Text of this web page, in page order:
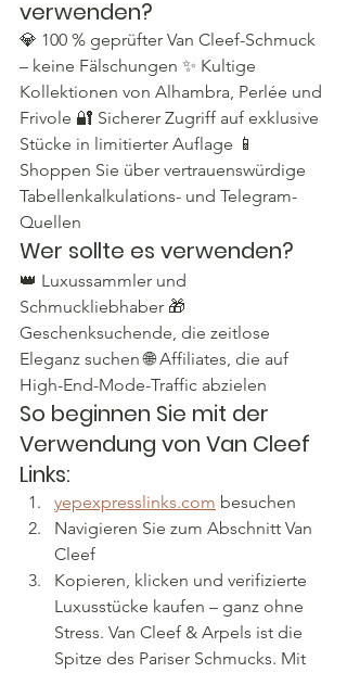
verwenden?
💎 100 % geprüfter Van Cleef-Schmuck
– keine Fälschungen ✨ Kultige
Kollektionen von Alhambra, Perlée und
Frivole 🔐 Sicherer Zugriff auf exklusive
Stücke in limitierter Auflage 📱
Shoppen Sie über vertrauenswürdige
Tabellenkalkulations- und Telegram-
Quellen
Wer sollte es verwenden?
👑 Luxussammler und
Schmuckliebhaber 🎁
Geschenksuchende, die zeitlose
Eleganz suchen 🌐 Affiliates, die auf
High-End-Mode-Traffic abzielen
So beginnen Sie mit der
Verwendung von Van Cleef
Links:
yepexpresslinks.com besuchen
Navigieren Sie zum Abschnitt Van
Cleef
Kopieren, klicken und verifizierte
Luxusstücke kaufen – ganz ohne
Stress. Van Cleef & Arpels ist die
Spitze des Pariser Schmucks. Mit